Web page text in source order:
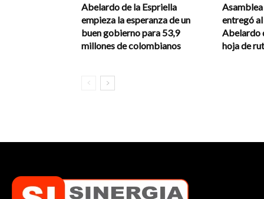
Abelardo de la Espriella
empieza la esperanza de un
buen gobierno para 53,9
millones de colombianos
entregó
Abelardo
hoja de